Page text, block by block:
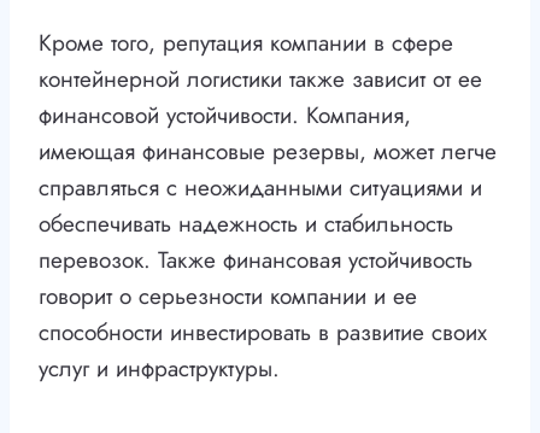
Кроме того, репутация компании в сфере
контейнерной логистики также зависит от ее
финансовой устойчивости. Компания,
имеющая финансовые резервы, может легче
справляться с неожиданными ситуациями и
обеспечивать надежность и стабильность
перевозок. Также финансовая устойчивость
говорит о серьезности компании и ее
способности инвестировать в развитие своих
услуг и инфраструктуры.